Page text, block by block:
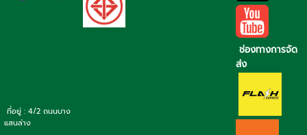
ช่องทางการจัด
ส่ง
ที่อยู่ : 4/2 ถนนบาง
แสนล่าง